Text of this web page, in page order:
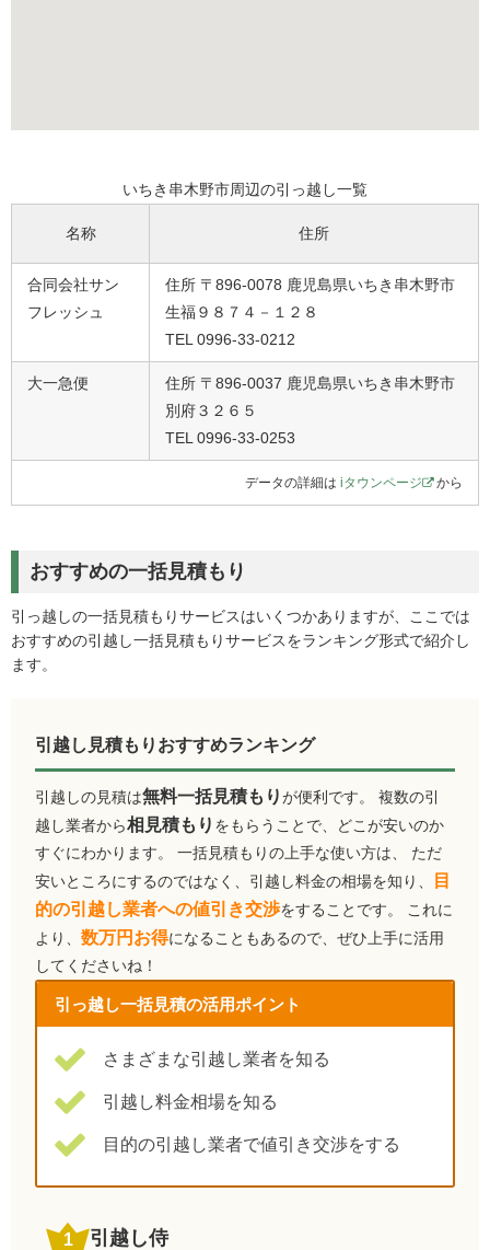
いちき串木野市周辺の引っ越し一覧
名称 住所
合同会社サン
フレッシュ
住所 〒896-0078 鹿児島県いちき串木野市
生福９８７４－１２８
TEL 0996-33-0212
大一急便
住所 〒896-0037 鹿児島県いちき串木野市
別府３２６５
TEL 0996-33-0253
データの詳細は iタウンページ から
おすすめの一括見積もり
引っ越しの一括見積もりサービスはいくつかありますが、ここでは
おすすめの引越し一括見積もりサービスをランキング形式で紹介し
ます。
引越し見積もりおすすめランキング
引越しの見積は無料一括見積もりが便利です。 複数の引
越し業者から相見積もり をもらうことで、どこが安いのか
すぐにわかります。 一括見積もりの上手な使い方は、 ただ
安いところにするのではなく、引越し料金の相場を知り、
目
的の引越し業者への値引き交渉をすることです。 これに
より、数万円お得になることもあるので、ぜひ上手に活用
してくださいね！
引っ越し一括見積の活用ポイント
さまざまな引越し業者を知る
引越し料金相場を知る
目的の引越し業者で値引き交渉をする
引越し侍